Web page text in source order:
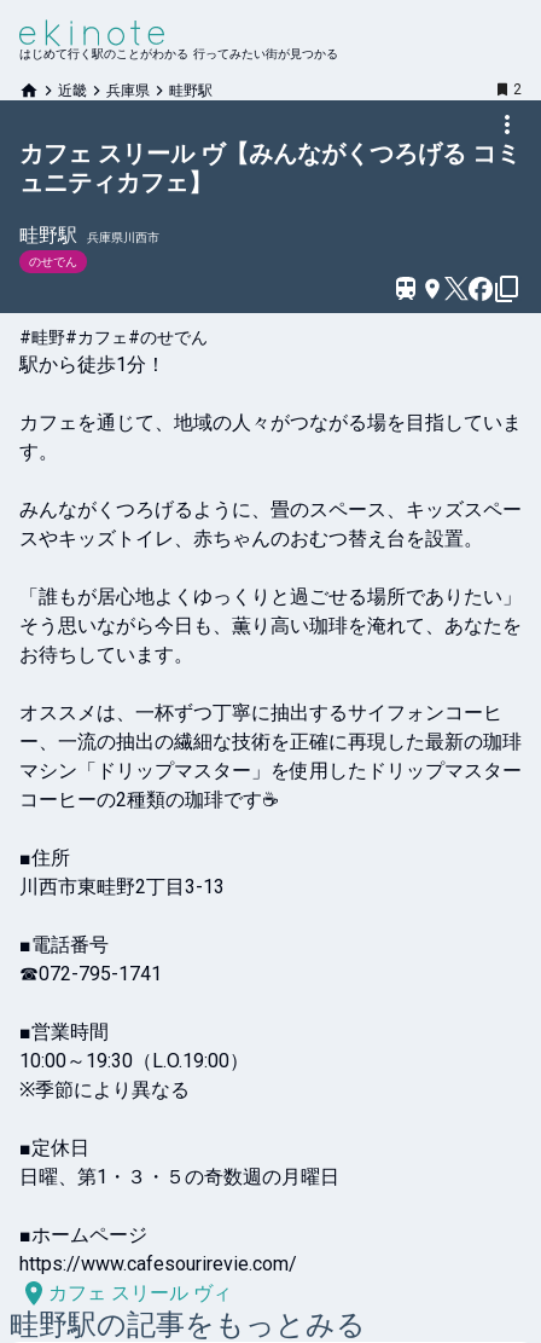
はじめて行く駅のことがわかる 行ってみたい街が見つかる
近畿 兵庫県 畦野駅 2
カフェ スリール ヴ【みんながくつろげる コミ
ュニティカフェ】
畦野駅
兵庫県川西市
のせでん
#畦野#カフェ #のせでん
駅から徒歩1分！
カフェを通じて、地域の人々がつながる場を目指していま
す。
みんながくつろげるように、畳のスペース、キッズスペー
スやキッズトイレ、赤ちゃんのおむつ替え台を設置。
「誰もが居心地よくゆっくりと過ごせる場所でありたい」
そう思いながら今日も、薫り高い珈琲を淹れて、あなたを
お待ちしています。
オススメは、一杯ずつ丁寧に抽出するサイフォンコーヒ
ー、一流の抽出の繊細な技術を正確に再現した最新の珈琲
マシン「ドリップマスター」を使用したドリップマスター
コーヒーの2種類の珈琲です☕️
■住所
川西市東畦野2丁目3-13
■電話番号
☎︎072-795-1741
■営業時間
10:00～19:30（L.O.19:00）
※季節により異なる
■定休日
日曜、第1・３・５の奇数週の月曜日
■ホームページ
https://www.cafesourirevie.com/
カフェ スリール ヴィ
畦野駅の記事をもっとみる